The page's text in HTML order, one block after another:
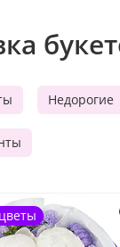
Недорогие